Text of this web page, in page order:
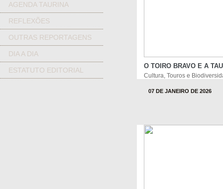
AGENDA TAURINA
REFLEXÕES
OUTRAS REPORTAGENS
DIA A DIA
ESTATUTO EDITORIAL
O TOIRO BRAVO E A
Cultura, Touros e
07 DE JANEIRO DE 2026